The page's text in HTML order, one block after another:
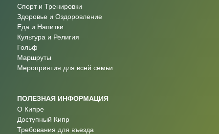
Спорт и Тренировки
Здоровье и Оздоровление
Еда и Напитки
Культура и Религия
Гольф
Маршруты
Мероприятия для всей семьи
ПОЛЕЗНАЯ ИНФОРМАЦИЯ
О Кипре
Доступный Кипр
Требования для въезда